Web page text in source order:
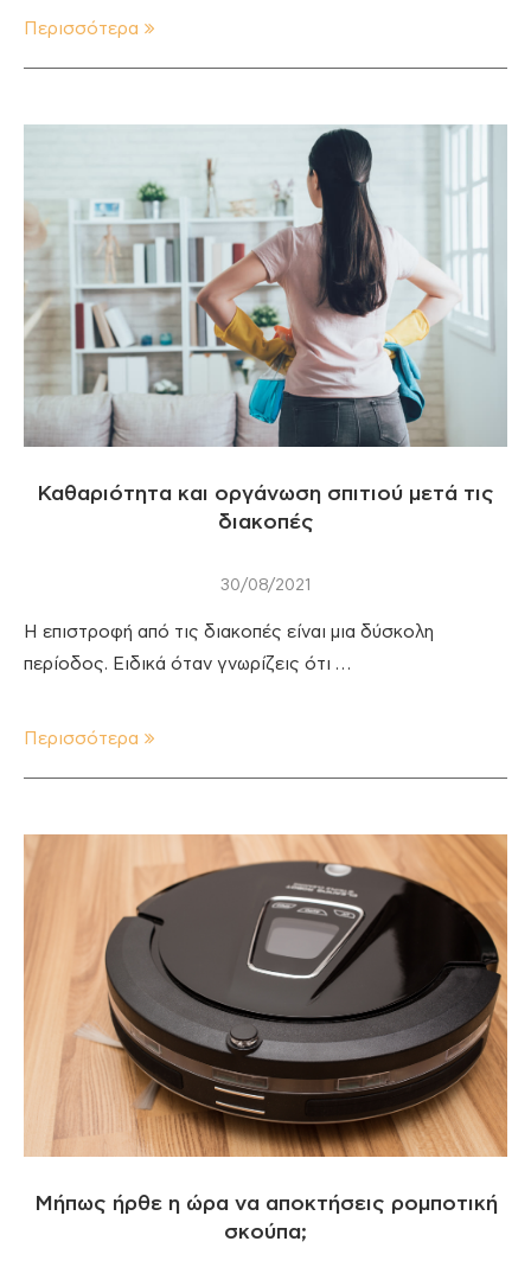
Περισσότερα
Καθαριότητα και οργάνωση σπιτιού μετά τις
διακοπές
30/08/2021
Η επιστροφή από τις διακοπές είναι μια δύσκολη
περίοδος. Ειδικά όταν γνωρίζεις ότι …
Περισσότερα
Μήπως ήρθε η ώρα να αποκτήσεις ρομποτική
σκούπα;